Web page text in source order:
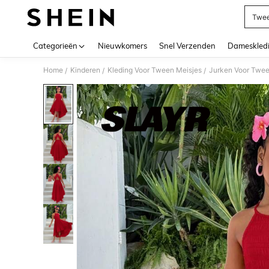
Categorieën Nieuwkomers Snel Verzenden
Home / Kinderen / Kleding Voor Tween Meisjes / Jurken Voor